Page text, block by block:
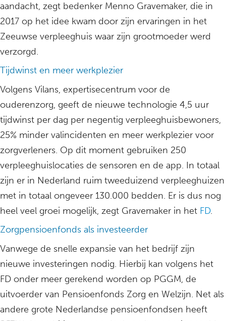
aandacht, zegt bedenker Menno Gravemaker, die in
2017 op het idee kwam door zijn ervaringen in het
Zeeuwse verpleeghuis waar zijn grootmoeder werd
verzorgd.
Tijdwinst en meer werkplezier
Volgens Vilans, expertisecentrum voor de
ouderenzorg, geeft de nieuwe technologie 4,5 uur
tijdwinst per dag per negentig verpleeghuisbewoners,
25% minder valincidenten en meer werkplezier voor
zorgverleners. Op dit moment gebruiken 250
verpleeghuislocaties de sensoren en de app. In totaal
zijn er in Nederland ruim tweeduizend verpleeghuizen
met in totaal ongeveer 130.000 bedden. Er is dus nog
heel veel groei mogelijk, zegt Gravemaker in het FD.
Zorgpensioenfonds als investeerder
Vanwege de snelle expansie van het bedrijf zijn
nieuwe investeringen nodig. Hierbij kan volgens het
FD onder meer gerekend worden op PGGM, de
uitvoerder van Pensioenfonds Zorg en Welzijn. Net als
andere grote Nederlandse pensioenfondsen heeft